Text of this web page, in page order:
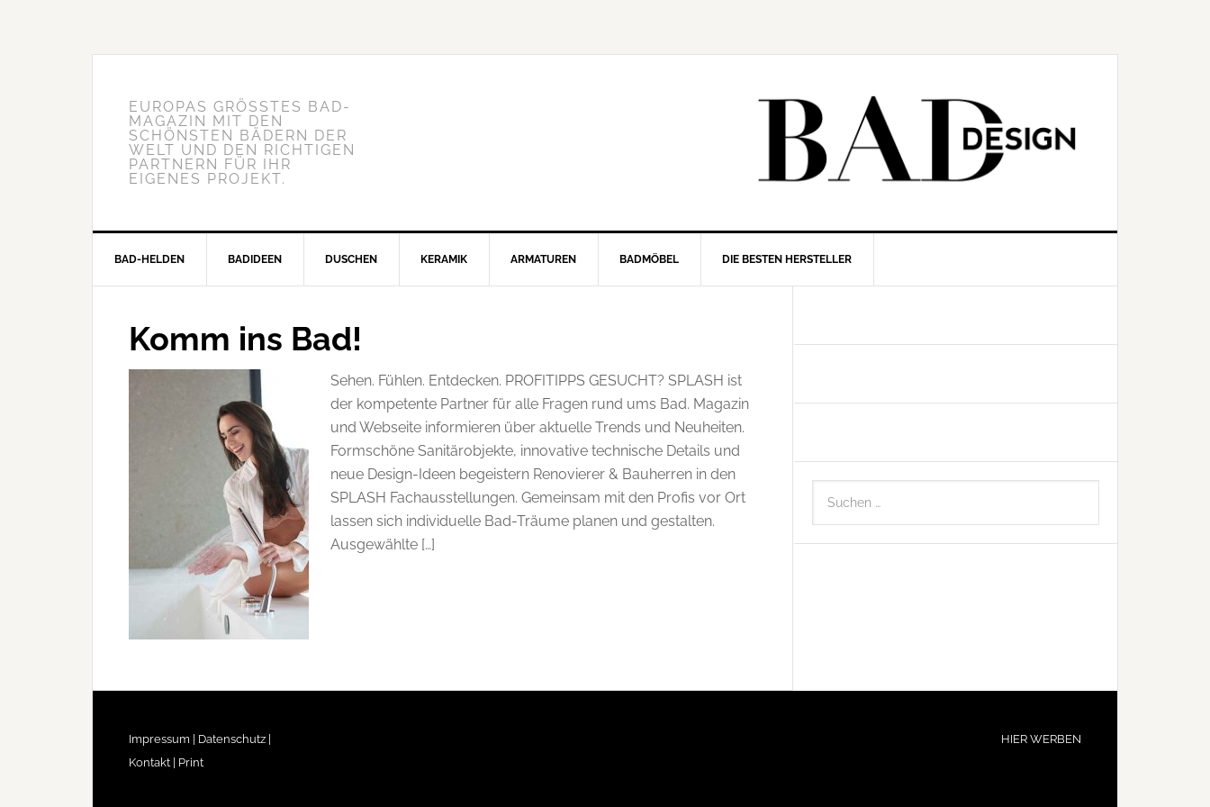
EUROPAS GRÖSSTES BAD-M
AGAZIN MIT DEN S
CHÖNSTEN BÄDERN DER W
ELT UND DEN RICHTIGEN P
ARTNERN FÜR IHR E
IGENES PROJEKT.
BAD-HELDEN BADIDEEN DUSCHEN KERAMIK ARMATUREN BADMÖBEL DIE BESTEN HERSTELLER
Komm ins Bad!
Sehen. Fühlen. Entdecken. PROFITIPPS GESUCHT? SPLASH ist
der kompetente Partner für alle Fragen rund ums Bad. Magazin
und Webseite informieren über aktuelle Trends und Neuheiten.
Formschöne Sanitärobjekte, innovative technische Details und
neue Design-Ideen begeistern Renovierer & Bauherren in den
SPLASH Fachausstellungen. Gemeinsam mit den Profis vor Ort
lassen sich individuelle Bad-Träume planen und gestalten.
Ausgewählte […]
Impressum |
Datenschutz |
Kontakt |
Print
HIER WERBEN